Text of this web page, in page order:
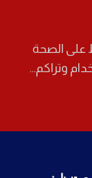
على الصحة
وتراكم…